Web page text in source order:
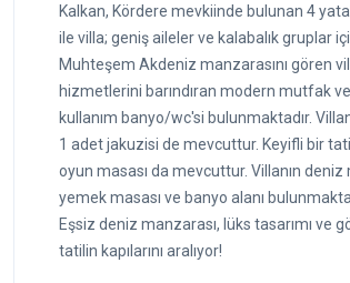
Kalkan, Kördere mevkiinde bulunan 4
ile villa; geniş aileler ve kalabalık gruplar
Muhteşem Akdeniz manzarasını gören
hizmetlerini barındıran modern mutfak
kullanım banyo/wc'si bulunmaktadır.
1 adet jakuzisi de mevcuttur. Keyifli bir
oyun masası da mevcuttur. Villanın
yemek masası ve banyo alanı
Eşsiz deniz manzarası, lüks tasarımı
tatilin kapılarını aralıyor!